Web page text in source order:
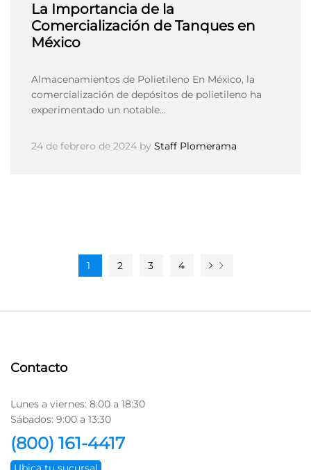
La Importancia de la
Comercialización de Tanques en
México
Almacenamientos de Polietileno En México, la
comercialización de depósitos de polietileno ha
experimentado un notable…
24 de febrero de 2024 by Staff Plomerama
1 2 3 4
Contacto
Lunes a viernes: 8:00 a 18:30
Sábados: 9:00 a 13:30
(800) 161-4417